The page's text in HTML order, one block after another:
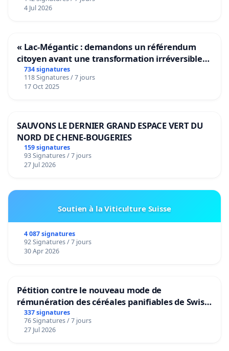
4 Jul 2026
« Lac-Mégantic : demandons un référendum
citoyen avant une transformation irréversible
de notre territoire »
734 signatures
118 Signatures / 7 jours
17 Oct 2025
SAUVONS LE DERNIER GRAND ESPACE VERT DU
NORD DE CHENE-BOUGERIES
159 signatures
93 Signatures / 7 jours
27 Jul 2026
Soutien à la Viticulture Suisse
4 087 signatures
92 Signatures / 7 jours
30 Apr 2026
Pétition contre le nouveau mode de
rémunération des céréales panifiables de Swiss
granum basé sur la teneur en protéines
337 signatures
76 Signatures / 7 jours
27 Jul 2026